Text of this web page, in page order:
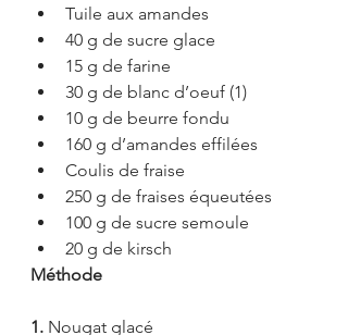
Tuile aux amandes
40 g de sucre glace
15 g de farine
30 g de blanc d’oeuf (1)
10 g de beurre fondu
160 g d’amandes effilées
Coulis de fraise
250 g de fraises équeutées
100 g de sucre semoule
20 g de kirsch
Méthode
1. Nougat glacé